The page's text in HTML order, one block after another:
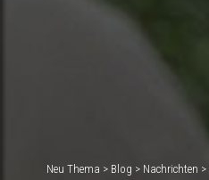
Neu Thema > Blog > Nachrichten >